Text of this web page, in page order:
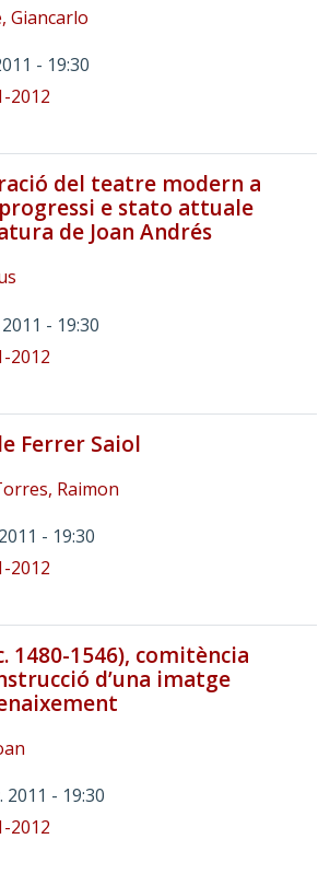
Giancarlo
- 19:30
2012
del teatre modern a
e stato attuale
de Joan Andrés
- 19:30
2012
Ferrer Saiol
Raimon
- 19:30
2012
1480-1546), comitència
d’una imatge
2011 - 19:30
2012